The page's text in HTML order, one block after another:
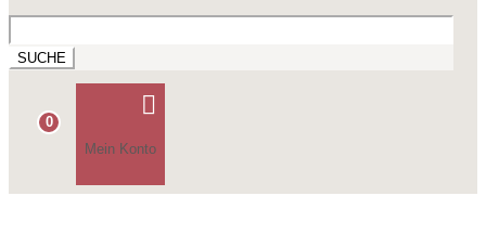
nach:
0

Mein Konto